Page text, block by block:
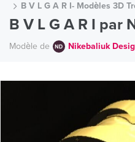
B V L G A R I- Modèles 3D
B V L G A R I par
Modèle de Nikebaliuk